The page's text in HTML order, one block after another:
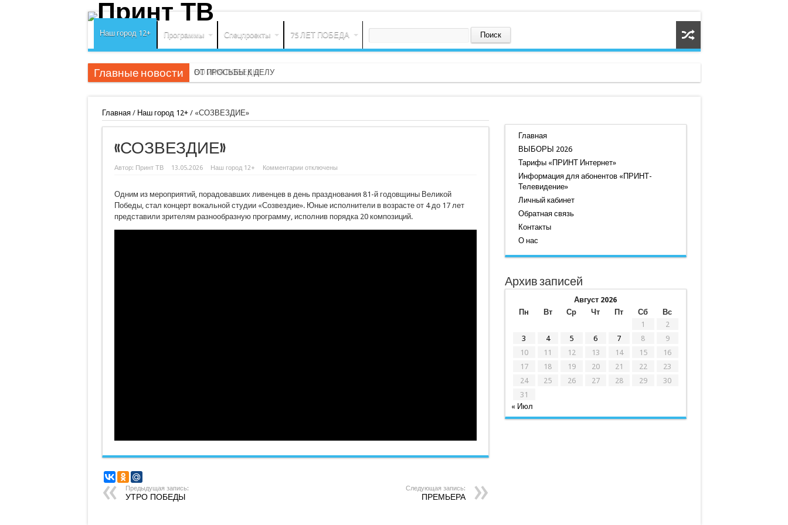
Наш город 12+ Программы Спецпроекты 75 ЛЕТ ПОБЕДА
Главные новости ВО ИМЯ ПОБЕДЫ
ОТ ПРОСЬБЫ К ДЕЛУ
Главная/ Наш город 12+/ «СОЗВЕЗДИЕ»
«СОЗВЕЗДИЕ»
Автор: Принт ТВ 13.05.2026 Наш город 12+ Комментариикотключены
Одним из мероприятий, порадовавших ливенцев в день празднования 81-й годовщины Великой
Победы, стал концерт вокальной студии «Созвездие». Юные исполнители в возрасте от 4 до 17 лет
представили зрителям разнообразную программу, исполнив порядка 20 композиций.
Предыдущая запись:
УТРО ПОБЕДЫ
Следующая запись:
ПРЕМЬЕРА
Главная
ВЫБОРЫ 2026
Тарифы «ПРИНТ Интернет»
Информация для абонентов «ПРИНТ-
Телевидение»
Личный кабинет
Обратная связь
Контакты
О нас
Архив записей
Август 2026
Пн
Вт Ср Чт Пт Сб
Вс
1
2
3
4 5 6 7 8
9
10
11 12 13 14 15
16
17
18 19 20 21 22
23
24
25 26 27 28 29
30
31
« Июл